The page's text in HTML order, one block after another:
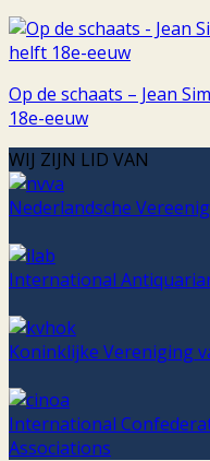
Op de schaats – Jean
18e-eeuw
WIJ ZIJN LID VAN
Nederlandsche
International
Koninklijke Vereniging
International
Associations